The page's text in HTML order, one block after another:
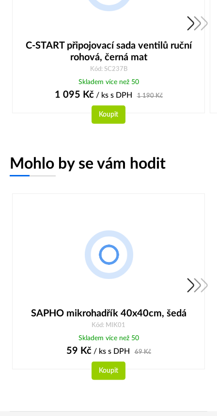
C-START připojovací sada ventilů ruční
rohová, černá mat
Kód: SC237B
Skladem více než 50
1 095 Kč/ ks s DPH 1 190Kč
Koupit
Mohlo by se vám hodit
SAPHO mikrohadřík 40x40cm, šedá
Kód: MIK01
Skladem více než 50
59 Kč/ ks s DPH 69Kč
Koupit